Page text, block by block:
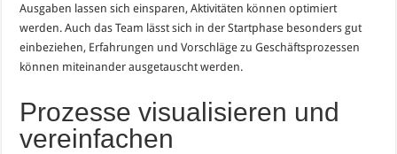
Ausgaben lassen sich einsparen, Aktivitäten können optimiert
werden. Auch das Team lässt sich in der Startphase besonders gut
einbeziehen, Erfahrungen und Vorschläge zu Geschäftsprozessen
können miteinander ausgetauscht werden.
Prozesse visualisieren und
vereinfachen